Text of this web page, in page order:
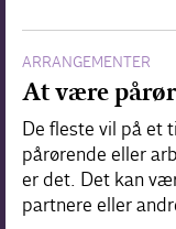
ARRANGEMENTER
At være
De fleste vil på et
pårørende eller
er det. Det kan
partnere eller